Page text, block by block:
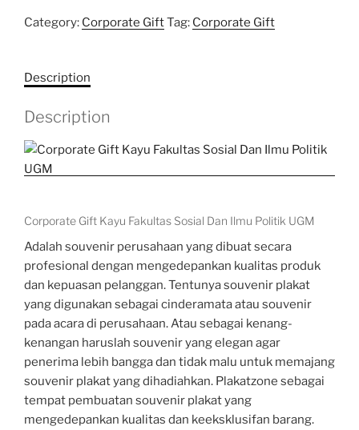
Category: Corporate GiftTag: Corporate Gift
Description
Description
Corporate Gift Kayu Fakultas Sosial Dan Ilmu Politik UGM
Adalah souvenir perusahaan yang dibuat secara
profesional dengan mengedepankan kualitas produk
dan kepuasan pelanggan. Tentunya souvenir plakat
yang digunakan sebagai cinderamata atau souvenir
pada acara di perusahaan. Atau sebagai kenang-
kenangan haruslah souvenir yang elegan agar
penerima lebih bangga dan tidak malu untuk memajang
souvenir plakat yang dihadiahkan. Plakatzone sebagai
tempat pembuatan souvenir plakat yang
mengedepankan kualitas dan keeksklusifan barang.